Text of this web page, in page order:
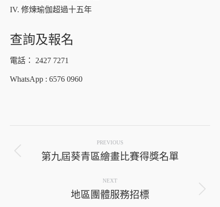
IV. 修煉瑜伽超過十五年
查詢及報名
電話： 2427 7271
WhatsApp : 6576 0960
navigation
PREVIOUS
Previous
第九屆葵青區繪畫比賽得獎名單
NEXT
Next
地區團體服務招標